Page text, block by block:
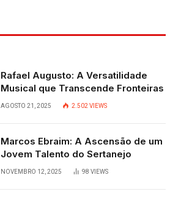
Rafael Augusto: A Versatilidade
Musical que Transcende Fronteiras
AGOSTO 21, 2025 2.502 VIEWS
Marcos Ebraim: A Ascensão de um
Jovem Talento do Sertanejo
NOVEMBRO 12, 2025 98 VIEWS